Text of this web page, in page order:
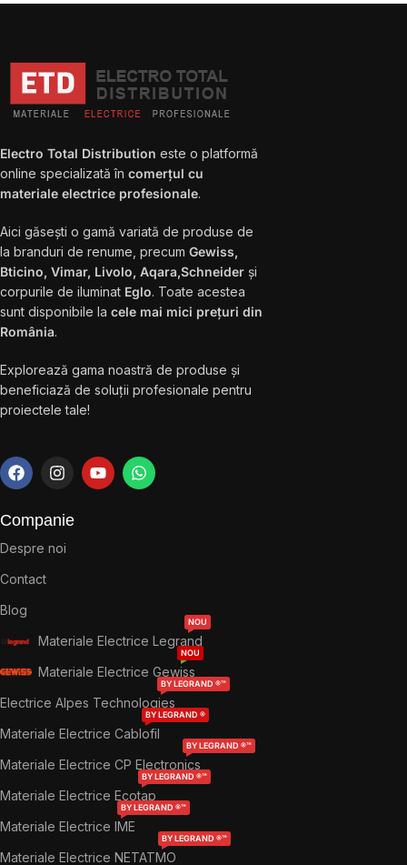
Electro Total Distribution este o platformă
online specializată în comerțul cu
materiale electrice profesionale.
Aici găsești o gamă variată de produse de
la branduri de renume, precum Gewiss,
Bticino, Vimar, Livolo, Aqara,Schneider și
corpurile de iluminat Eglo. Toate acestea
sunt disponibile la cele mai mici prețuri din
România.
Explorează gama noastră de produse și
beneficiază de soluții profesionale pentru
proiectele tale!
Companie
Despre noi
Contact
Blog
Materiale Electrice Legrand
NOU
Materiale Electrice Gewiss
NOU
Electrice Alpes Technologies
BY LEGRAND ®™
Materiale Electrice Cablofil
BY LEGRAND ®
Materiale Electrice CP Electronics
BY LEGRAND ®™
Materiale Electrice Ecotap
BY LEGRAND ®™
Materiale Electrice IME
BY LEGRAND ®™
Materiale Electrice NETATMO
BY LEGRAND ®™